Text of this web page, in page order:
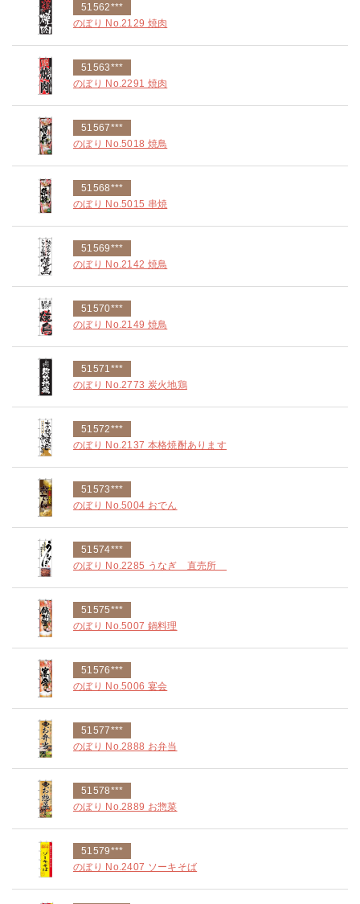
51562***
のぼり No.2129 焼肉
51563***
のぼり No.2291 焼肉
51567***
のぼり No.5018 焼鳥
51568***
のぼり No.5015 串焼
51569***
のぼり No.2142 焼鳥
51570***
のぼり No.2149 焼鳥
51571***
のぼり No.2773 炭火地鶏
51572***
のぼり No.2137 本格焼酎あります
51573***
のぼり No.5004 おでん
51574***
のぼり No.2285 うなぎ 直売所
51575***
のぼり No.5007 鍋料理
51576***
のぼり No.5006 宴会
51577***
のぼり No.2888 お弁当
51578***
のぼり No.2889 お惣菜
51579***
のぼり No.2407 ソーキそば